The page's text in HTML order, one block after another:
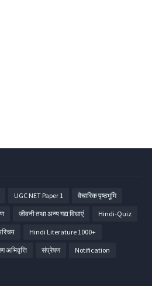
UGC NET Paper 1 वैचारिक पृष्ठभूमि
जीवनी तथा अन्य गद्य विधाएं Hindi-Quiz
Hindi Literature 1000+
अभिवृत्ति संप्रेषण Notification